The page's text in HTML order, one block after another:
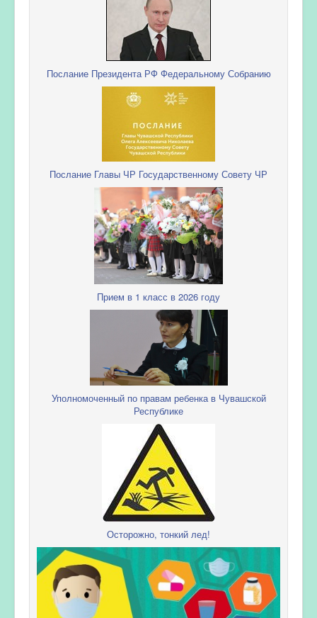
Послание Президента РФ Федеральному Собранию
Послание Главы ЧР Государственному Совету ЧР
Прием в 1 класс в 2026 году
Уполномоченный по правам ребенка в Чувашской
Республике
Осторожно, тонкий лед!